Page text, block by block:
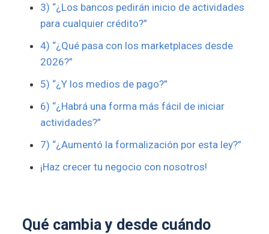
3) “¿Los bancos pedirán inicio de actividades
para cualquier crédito?”
4) “¿Qué pasa con los marketplaces desde
2026?”
5) “¿Y los medios de pago?”
6) “¿Habrá una forma más fácil de iniciar
actividades?”
7) “¿Aumentó la formalización por esta ley?”
¡Haz crecer tu negocio con nosotros!
Qué cambia y desde cuándo